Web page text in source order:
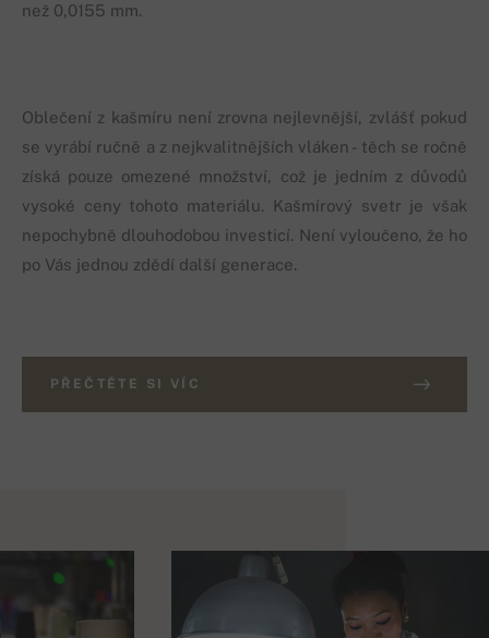
než 0,0155 mm.
Oblečení z kašmíru není zrovna nejlevnější, zvlášť pokud
se vyrábí ručně a z nejkvalitnějších vláken - těch se ročně
získá pouze omezené množství, což je jedním z důvodů
vysoké ceny tohoto materiálu. Kašmírový svetr je však
nepochybně dlouhodobou investicí. Není vyloučeno, že ho
po Vás jednou zdědí další generace.
PŘEČTĚTE SI VÍC